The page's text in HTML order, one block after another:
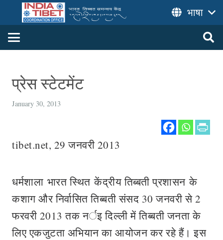
भाषा
प्रेस स्टेटमेंट
January 30, 2013
tibet.net, 29 जनवरी 2013
धर्मशाला भारत स्थित केंद्रीय तिब्बती प्रशासन के
कशाग और निर्वासित तिब्बती संसद 30 जनवरी से 2
फरवरी 2013 तक नर्इ दिल्ली में तिब्बती जनता के
लिए एकजुटता अभियान का आयोजन कर रहे हैं। इस